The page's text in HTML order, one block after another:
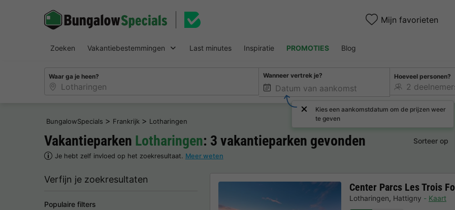
Mijn favorieten
Zoeken Vakantiebestemmingen Last minutes Inspiratie PROMOTIES Blog
Waar ga je heen? Wanneer vertrek je?
Kies een aankomstdatum om de prijzen weer
te geven
Hoeveel personen?
BungalowSpecials > Frankrijk > Lotharingen
Vakantieparken Lotharingen: 3 vakantieparken gevonden
Je hebt zelf invloed op het zoekresultaat. Meer weten
Sorteer op
Verfijn je zoekresultaten
Populaire filters
Center Parcs Les Trois
Lotharingen, Hattigny
Kaart